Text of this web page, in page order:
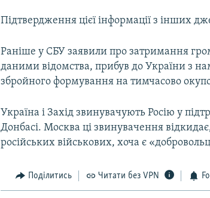
Підтвердження цієї інформації з інших
Раніше у СБУ заявили про затримання
даними відомства, прибув до України з
збройного формування на тимчасово
Україна і Захід звинувачують Росію у
Донбасі. Москва ці звинувачення
російських військових, хоча є
Поділитись Читати без VPN